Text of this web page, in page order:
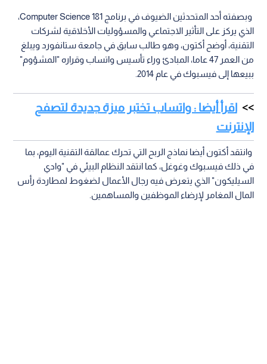
وبصفته أحد المتحدثين الضيوف في برنامج Computer Science 181،
الذي يركز على التأثير الاجتماعي والمسؤوليات الأخلاقية لشركات
التقنية، أوضح أكتون، وهو طالب سابق في جامعة ستانفورد ويبلغ
من العمر 47 عاما، المبادئ وراء تأسيس واتساب وقراره "المشؤوم"
ببيعها إلى فيسبوك في عام 2014.
اقرأ أيضا : واتساب تختبر ميزة جديدة لتصفح
الإنترنت
وانتقد أكتون أيضا نماذج الربح التي تحرك عمالقة التقنية اليوم، بما
في ذلك فيسبوك وغوغل، كما انتقد النظام البيئي في "وادي
السيليكون" الذي يتعرض فيه رجال الأعمال لضغوط لمطاردة رأس
المال المغامر لإرضاء الموظفين والمساهمين.